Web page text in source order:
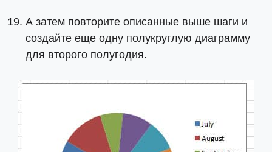
А затем повторите описанные выше шаги и
создайте еще одну полукруглую диаграмму
для второго полугодия.